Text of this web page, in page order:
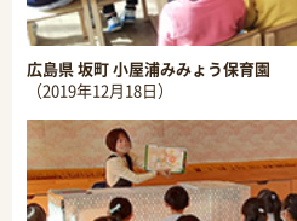
広島県 坂町 小屋浦みみょう保育園
（2019年12月18日）